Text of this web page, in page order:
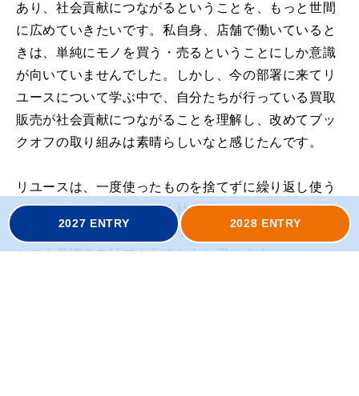
あり、社会貢献につながるということを、もっと世間
に広めていきたいです。私自身、店舗で働いていると
きは、単純にモノを買う・売るということにしか意識
が向いていませんでした。しかし、今の部署に来てリ
ユースについて学ぶ中で、自分たちが行っている買取
販売が社会貢献につながることを理解し、改めてブッ
クオフの取り組みは素晴らしいなと感じたんです。
リユースは、一度使ったものを捨てずに繰り返し使う
こと。誰もが気軽にできる社会貢献です。ぜひ、ブッ
クオフを利用する際には、モノの命をのばすというこ
とにも意識を向けてもらえたらと思います。
2027 ENTRY 2028 ENTRY